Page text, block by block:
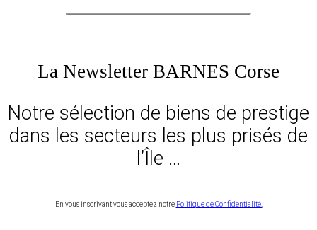
La Newsletter BARNES Corse
Notre sélection de biens de prestige
dans les secteurs les plus prisés de
l’Île …
En vous inscrivant vous acceptez notre Politique de Confidentialité.